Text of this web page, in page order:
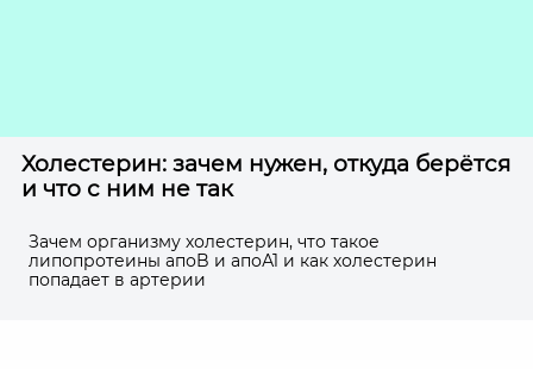
Холестерин: зачем нужен, откуда берётся
и что с ним не так
Зачем организму холестерин, что такое
липопротеины апоB и апоА1 и как холестерин
попадает в артерии